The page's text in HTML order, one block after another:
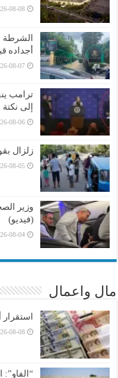
08-08
الشرطة
أجداده
08-07
ترامب
إلى
08-06
زلزال بقوة 6.3 درجة يضرب جنوب
08-05
وزير
(فيديو)
08-04
مال واعمال
08-08